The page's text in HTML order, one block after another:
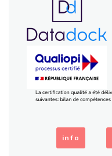
info